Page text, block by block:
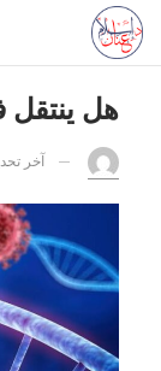
هل ينتقل
آخر